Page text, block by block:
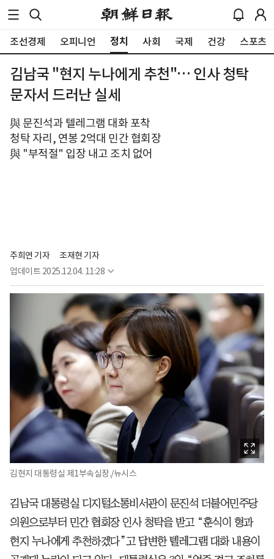
조선경제 오피니언 정치 사회 국제 건강 스포츠
김남국 "현지 누나에게 추천"… 인사 청탁
문자서 드러난 실세
與 문진석과 텔레그램 대화 포착
청탁 자리, 연봉 2억대 민간 협회장
與 "부적절" 입장 내고 조치 없어
주희연 기자
조재현 기자
업데이트 2025.12.04. 11:28
김현지 대통령실 제1부속실장./뉴시스
김남국 대통령실 디지털소통비서관이 문진석 더불어민주당
의원으로부터 민간 협회장 인사 청탁을 받고 “훈식이 형과
현지 누나에게 추천하겠다”고 답변한 텔레그램 대화 내용이